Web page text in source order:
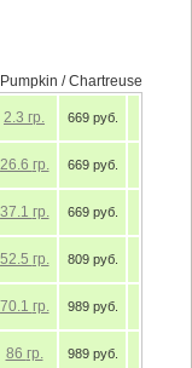
/ Chartreuse
2.3 гр. 669 руб.
26.6 гр. 669 руб.
37.1 гр. 669 руб.
52.5 гр. 809 руб.
70.1 гр. 989 руб.
86 гр. 989 руб.